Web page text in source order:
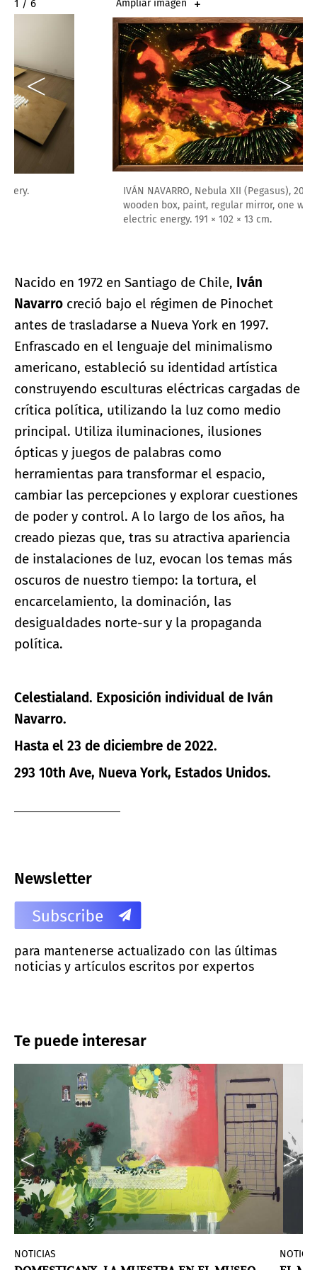
2 / 6 Ampliar imagen
IVÁN NAVARRO, Nebula XII (Pegasus), 2022. LED, aluminum,
wooden box, paint, regular mirror, one way mirror, and
electric energy. 191 × 102 × 13 cm.
Nacido en 1972 en Santiago de Chile, Iván
Navarro creció bajo el régimen de Pinochet
antes de trasladarse a Nueva York en 1997.
Enfrascado en el lenguaje del minimalismo
americano, estableció su identidad artística
construyendo esculturas eléctricas cargadas de
crítica política, utilizando la luz como medio
principal. Utiliza iluminaciones, ilusiones
ópticas y juegos de palabras como
herramientas para transformar el espacio,
cambiar las percepciones y explorar cuestiones
de poder y control. A lo largo de los años, ha
creado piezas que, tras su atractiva apariencia
de instalaciones de luz, evocan los temas más
oscuros de nuestro tiempo: la tortura, el
encarcelamiento, la dominación, las
desigualdades norte-sur y la propaganda
política.
Celestialand. Exposición individual de Iván
Navarro.
Hasta el 23 de diciembre de 2022.
293 10th Ave, Nueva York, Estados Unidos.
Newsletter
para mantenerse actualizado con las últimas
noticias y artículos escritos por expertos
Te puede interesar
NOTICIAS